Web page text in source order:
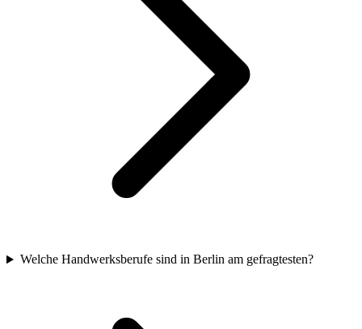
Welche Handwerksberufe sind in Berlin am gefragtesten?